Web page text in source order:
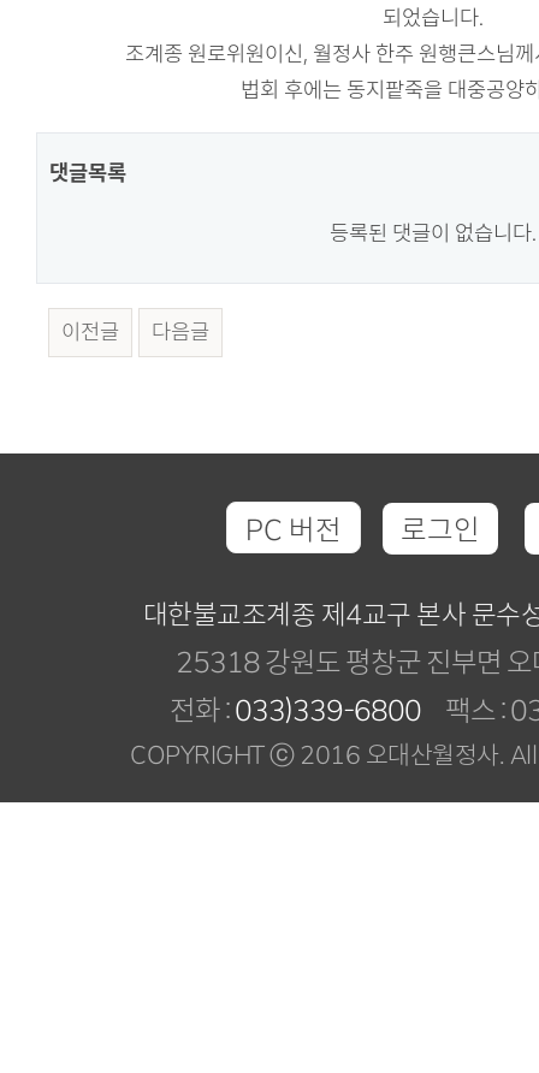
되었습니다.
조계종 원로위원이신, 월정사 한주 원행큰스님
법회 후에는 동지팥죽을 대중공양
댓글목록
등록된 댓글이 없습니다.
이전글 다음글
PC 버전 로그인
대한불교조계종 제4교구 본사 문수
25318 강원도 평창군 진부면
전화 :033)339-6800 팩스 :
COPYRIGHT ⓒ 2016 오대산월정사.